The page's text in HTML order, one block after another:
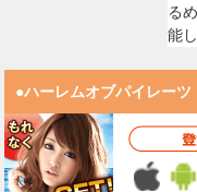
る
能
●ハーレムオブパイレーツ